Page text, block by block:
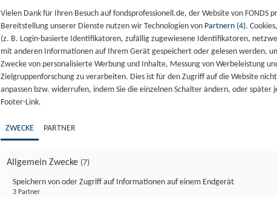
Vielen Dank für Ihren Besuch auf fondsprofessionell.de, der Website von FONDS
Bereitstellung unserer Dienste nutzen wir Technologien von Partnern (4).
(z. B. Login-basierte Identifikatoren, zufällig zugewiesene Identifikatoren,
mit anderen Informationen auf Ihrem Gerät gespeichert oder gelesen werden,
Zwecke von personalisierte Werbung und Inhalte, Messung von Werbeleistung
Zielgruppenforschung zu verarbeiten. Dies ist für den Zugriff auf die Website
anpassen bzw. widerrufen, indem Sie die einzelnen Schalter ändern, oder
Footer-Link.
ZWECKE PARTNER
Allgemein Zwecke (7)
Speichern von oder Zugriff auf Informationen auf einem Endgerät
3 Partner